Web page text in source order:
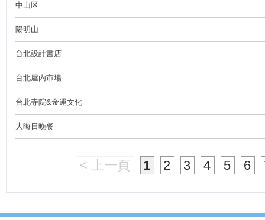
中山区
陽明山
台北設計書店
台北屋内市場
台北寺院&金運文化
大晦日晚餐
< 上一頁 1 2 3 4 5 6